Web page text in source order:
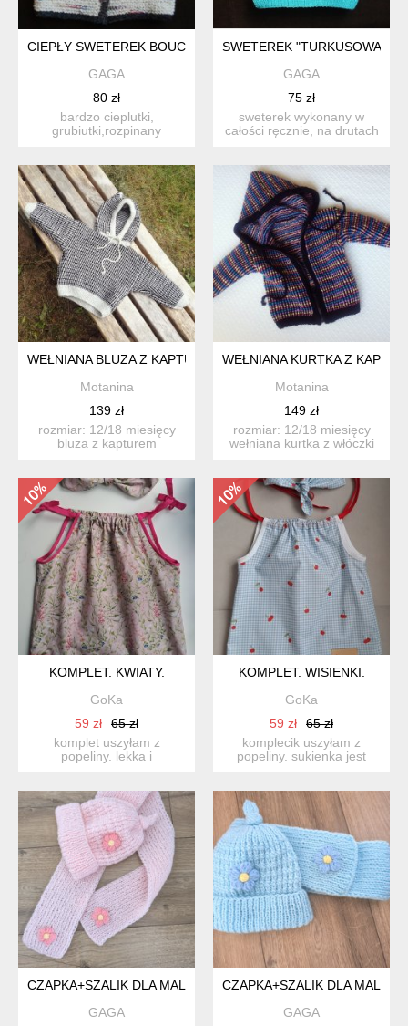
CIEPŁY SWETEREK BOUCLE
GAGA
80 zł
bardzo cieplutki,
grubiutki,rozpinany
SWETEREK "TURKUSOWA
GAGA
75 zł
sweterek wykonany w
całości ręcznie, na drutach
WEŁNIANA BLUZA Z KAPTUREM
Motanina
139 zł
rozmiar: 12/18 miesięcy
bluza z kapturem
WEŁNIANA KURTKA Z
Motanina
149 zł
rozmiar: 12/18 miesięcy
wełniana kurtka z włóczki
KOMPLET. KWIATY.
GoKa
59 zł
65 zł
komplet uszyłam z
popeliny. lekka i
KOMPLET. WISIENKI.
GoKa
59 zł
65 zł
komplecik uszyłam z
popeliny. sukienka jest
CZAPKA+SZALIK DLA MALUSZKA:)
GAGA
CZAPKA+SZALIK DLA
GAGA